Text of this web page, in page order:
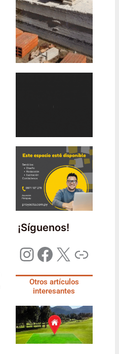
¡Síguenos!
Otros artículos
interesantes